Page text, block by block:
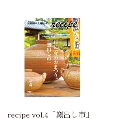
recipe vol.4「窯出し市」